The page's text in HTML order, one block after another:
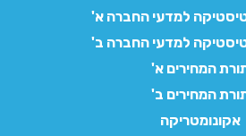
למדעי החברה א'
למדעי החברה ב'
המחירים א'
המחירים ב'
אקונומטריקה